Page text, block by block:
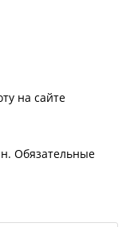
на сайте
Обязательные